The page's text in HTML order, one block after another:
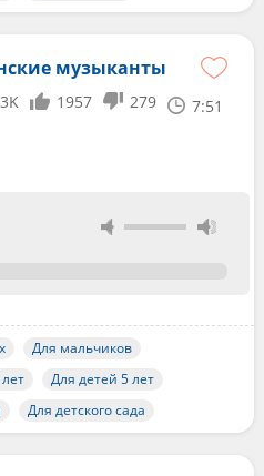
музыканты
1957 279 7:51
Для мальчиков
Для детей 5 лет
Для детского сада